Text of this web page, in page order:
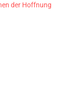
der Hoffnung